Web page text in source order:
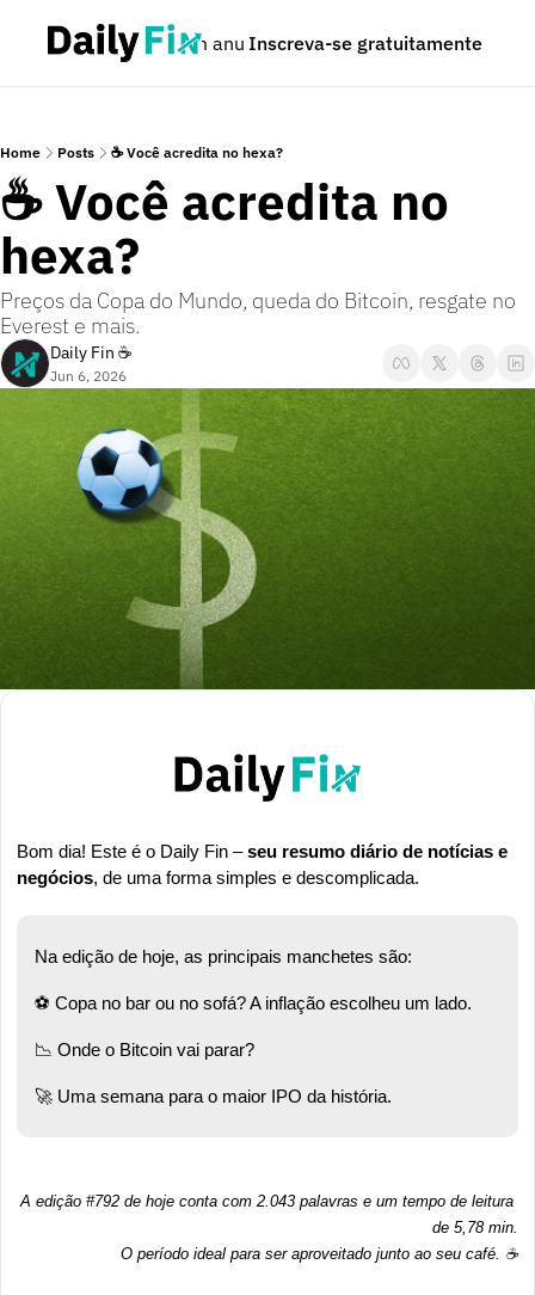
Podcast Seja um anunciante Dúvidas
Inscreva-se gratuitamente
Home Posts ☕ Você acredita no hexa?
☕ Você acredita no
hexa?
Preços da Copa do Mundo, queda do Bitcoin, resgate no
Everest e mais.
Daily Fin ☕
Jun 6, 2026
Bom dia! Este é o Daily Fin – seu resumo diário de notícias e
negócios, de uma forma simples e descomplicada.
Na edição de hoje, as principais manchetes são:
⚽ Copa no bar ou no sofá? A inflação escolheu um lado.
📉 Onde o Bitcoin vai parar?
🚀 Uma semana para o maior IPO da história.
A edição #792 de hoje conta com 2.043 palavras e um tempo de leitura
de 5,78 min.
O período ideal para ser aproveitado junto ao seu café. ☕